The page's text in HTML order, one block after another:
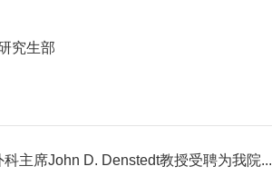
究生部
科主席John D. Denstedt教授受聘为我院...